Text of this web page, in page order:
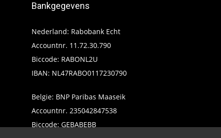
Bankgegevens
Nederland: Rabobank Echt
Accountnr. 11.72.30.790
Biccode: RABONL2U
IBAN: NL47RABO0117230790
Belgie: BNP Paribas Maaseik
Accountnr. 235042847538
Biccode: GEBABEBB